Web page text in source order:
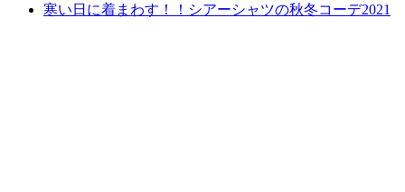
寒い日に着まわす！！シアーシャツの秋冬コーデ2021